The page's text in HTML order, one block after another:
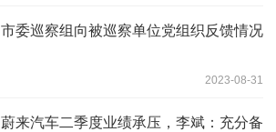
市委巡察组向被巡察单位党组织反馈情况
2023-08-31
蔚来汽车二季度业绩承压，李斌：充分备